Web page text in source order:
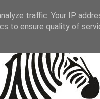
traffic. Your IP
to ensure quality of